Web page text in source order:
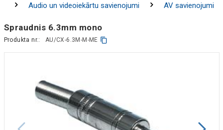
Audio un videoiekārtu savienojumi
AV savienojumi
Spraudnis 6.3mm mono
Produkta nr.: AU/CX-6.3M-M-ME